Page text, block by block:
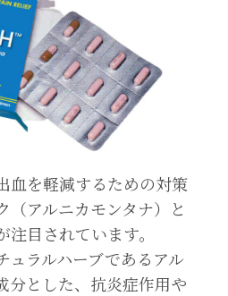
血を軽減するための対策
（アルニカモンタナ）と
目されています。
ュラルハーブであるアル
分とした、抗炎症作用や